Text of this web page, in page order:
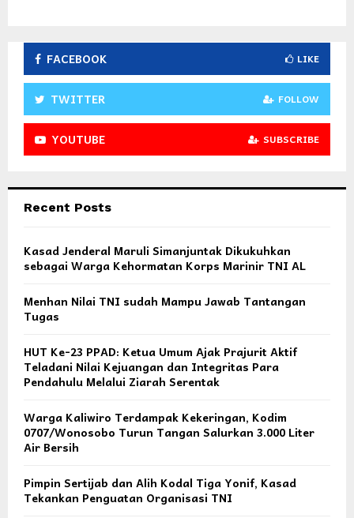
FACEBOOK LIKE
TWITTER FOLLOW
YOUTUBE SUBSCRIBE
Recent Posts
Kasad Jenderal Maruli Simanjuntak Dikukuhkan
sebagai Warga Kehormatan Korps Marinir TNI AL
Menhan Nilai TNI sudah Mampu Jawab Tantangan
Tugas
HUT Ke-23 PPAD: Ketua Umum Ajak Prajurit Aktif
Teladani Nilai Kejuangan dan Integritas Para
Pendahulu Melalui Ziarah Serentak
Warga Kaliwiro Terdampak Kekeringan, Kodim
0707/Wonosobo Turun Tangan Salurkan 3.000 Liter
Air Bersih
Pimpin Sertijab dan Alih Kodal Tiga Yonif, Kasad
Tekankan Penguatan Organisasi TNI